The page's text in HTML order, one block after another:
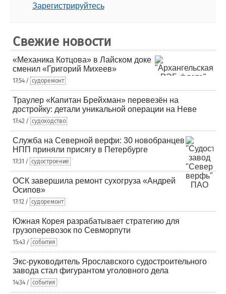
Зарегистрируйтесь
Свежие новости
«Механика Котцова» в Лайском доке
сменил «Григорий Михеев»
17:54 / судоремонт
Траулер «Капитан Брейхман» перевезён на
достройку: детали уникальной операции на Неве
17:42 / судоходство
Служба на Северной верфи: 30 новобранцев
НПП приняли присягу в Петербурге
17:31 / судостроение
ОСК завершила ремонт сухогруза «Андрей
Осипов»
17:12 / судоремонт
Южная Корея разрабатывает стратегию для
грузоперевозок по Севморпути
15:43 / события
Экс-руководитель Ярославского судостроительного
завода стал фигурантом уголовного дела
14:34 / события